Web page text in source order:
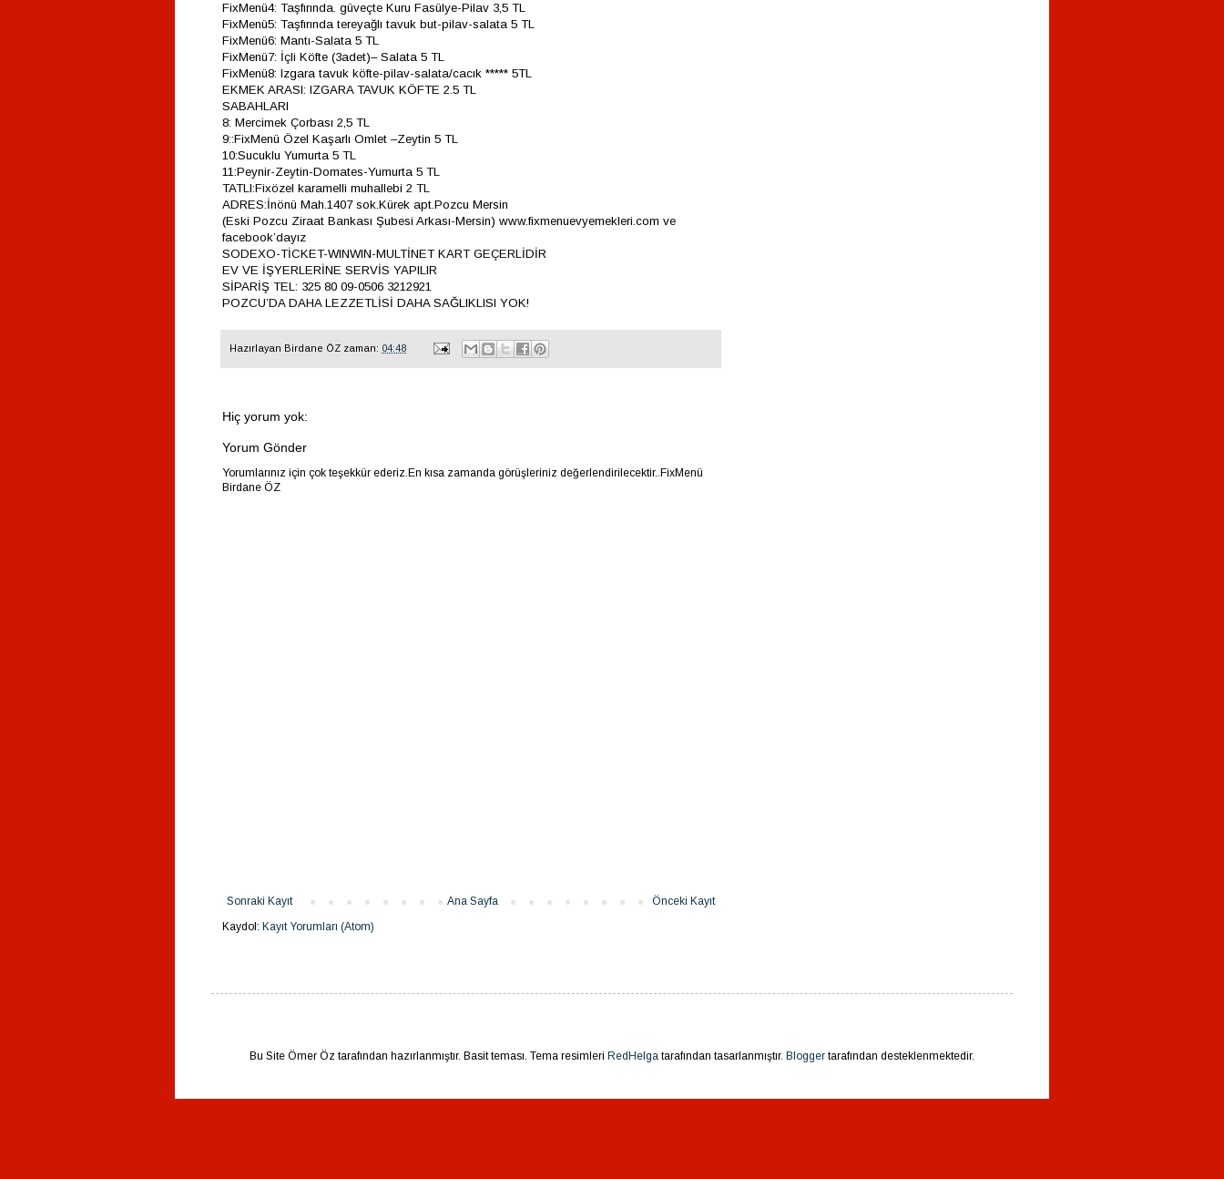
FixMenü4: Taşfırında. güveçte Kuru Fasülye-Pilav 3,5 TL
FixMenü5: Taşfırında tereyağlı tavuk but-pilav-salata 5 TL
FixMenü6: Mantı-Salata 5 TL
FixMenü7: İçli Köfte (3adet)– Salata 5 TL
FixMenü8: Izgara tavuk köfte-pilav-salata/cacık ***** 5TL
EKMEK ARASI: IZGARA TAVUK KÖFTE 2.5 TL
SABAHLARI
8: Mercimek Çorbası 2,5 TL
9::FixMenü Özel Kaşarlı Omlet –Zeytin 5 TL
10:Sucuklu Yumurta 5 TL
11:Peynir-Zeytin-Domates-Yumurta 5 TL
TATLI:Fixözel karamelli muhallebi 2 TL
ADRES:İnönü Mah.1407 sok.Kürek apt.Pozcu Mersin
(Eski Pozcu Ziraat Bankası Şubesi Arkası-Mersin) www.fixmenuevyemekleri.com ve
facebook’dayız
SODEXO-TİCKET-WINWIN-MULTİNET KART GEÇERLİDİR
EV VE İŞYERLERİNE SERVİS YAPILIR
SİPARİŞ TEL: 325 80 09-0506 3212921
POZCU’DA DAHA LEZZETLİSİ DAHA SAĞLIKLISI YOK!
Hazırlayan Birdane ÖZ zaman: 04:48
Hiç yorum yok:
Yorum Gönder
Yorumlarınız için çok teşekkür ederiz.En kısa zamanda görüşleriniz değerlendirilecektir..FixMenü
Birdane ÖZ
Sonraki Kayıt Önceki Kayıt
Ana Sayfa
Kaydol: Kayıt Yorumları (Atom)
Bu Site Ömer Öz tarafından hazırlanmıştır. Basit teması. Tema resimleri RedHelga tarafından tasarlanmıştır. Blogger tarafından desteklenmektedir.